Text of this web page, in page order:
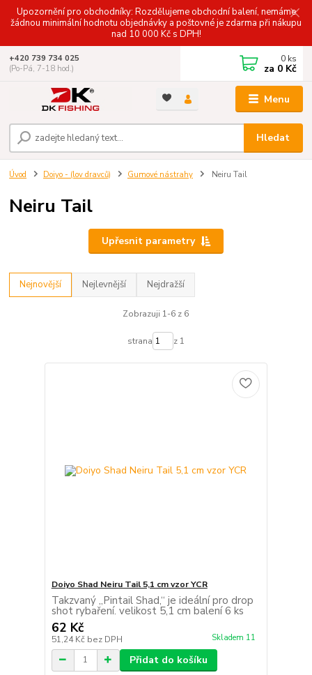
Upozornění pro obchodníky: Rozdělujeme obchodní balení, nemáme
žádnou minimální hodnotu objednávky a poštovné je zdarma při nákupu
nad 10 000 Kč s DPH!
Menu
Hledat
+420 739 734 025
(Po-Pá, 7-18 hod.)
0 ks
za 0 Kč
Úvod Doiyo - (lov dravců) Gumové nástrahy Neiru Tail
Neiru Tail
Upřesnit parametry
Nejnovější Nejlevnější Nejdražší
Zobrazuji 1-6 z 6
strana z 1
Doiyo Shad Neiru Tail 5,1 cm vzor YCR
Takzvaný „Pintail Shad,“ je ideální pro drop
shot rybaření. velikost 5,1 cm balení 6 ks
62 Kč
51,24 Kč bez DPH Skladem 11
Přidat do košíku